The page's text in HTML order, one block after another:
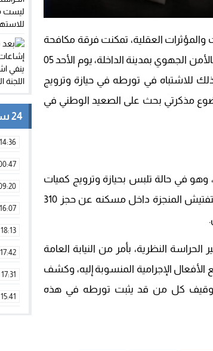
والمؤثرات العقلية، تمكنت فرقة مكافحة
العصابات التابعة للمصلحة الجهوية للشرطة القضائية بالأمن الجهوي بمدينة الداخلة، يوم الأحد 05
شخص يبلغ من العمر 29 سنة، وذلك للاشتباه في تورطه في حيازة وترويج
مذكرتي بحث على الصعيد الوطني في
وهو في حالة تلبس بحيازة وترويج كميات
من مخدري الشيرا والكوكايين، قبل أن تسفر عملية التفتيش المنجزة داخل مسكنه عن حجز 310
النظرية، بأمر من النيابة العامة
الأفعال الإجرامية المنسوبة إليه، وكشف
وتوقيف كل من قد يثبت تورطه في هذه
24 ساعة
14:36
16:07
18:13
17:42
17:31
15:41